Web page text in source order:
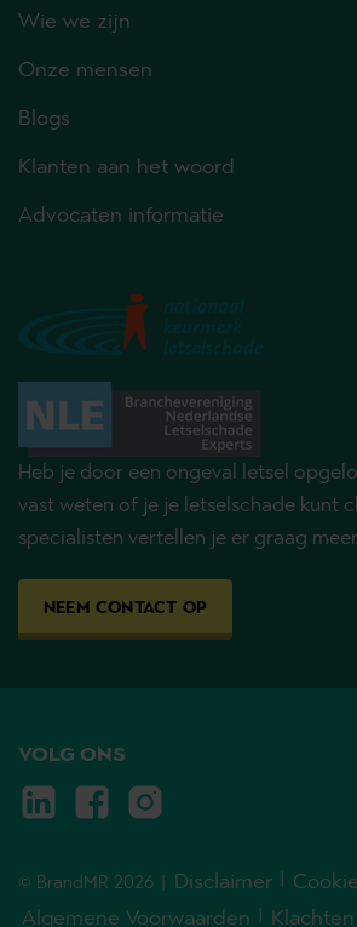
Wie we zijn
Onze mensen
Blogs
Klanten aan het woord
Advocaten informatie
Heb je door een ongeval letsel
vast weten of je je letselschade kunt
specialisten vertellen je er graag
NEEM CONTACT OP
VOLG ONS
© BrandMR 2026 Disclaimer
Algemene Voorwaarden
Klachten